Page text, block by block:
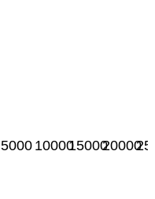
5000 100001500020000